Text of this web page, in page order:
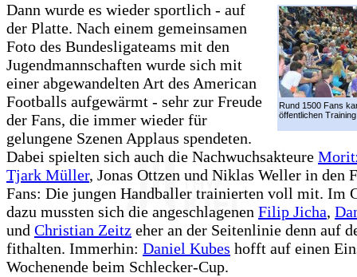
Rund 1500 Fans
öffentlichen
Dann wurde es wieder sportlich - auf
der Platte. Nach einem gemeinsamen
Foto des Bundesligateams mit den
Jugendmannschaften wurde sich mit
einer abgewandelten Art des American
Footballs aufgewärmt - sehr zur Freude
der Fans, die immer wieder für
gelungene Szenen Applaus spendeten.
Dabei spielten sich auch die Nachwuchsakteure
Tjark Müller, Jonas Ottzen und Niklas Weller in den
Fans: Die jungen Handballer trainierten voll mit. Im
dazu mussten sich die angeschlagenen Filip Jicha,
und Christian Zeitz eher an der Seitenlinie denn auf
fithalten. Immerhin: Daniel Kubes hofft auf einen
Wochenende beim Schlecker-Cup.